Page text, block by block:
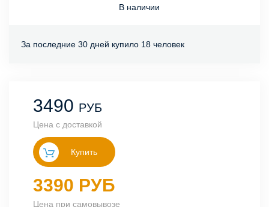
В наличии
За последние 30 дней купило 18 человек
3490 РУБ
Цена с доставкой
Купить
3390 РУБ
Цена при самовывозе